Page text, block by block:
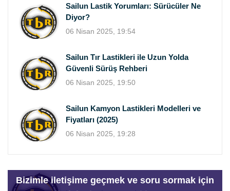
Sailun Lastik Yorumları: Sürücüler Ne
Diyor?
06 Nisan 2025, 19:54
Sailun Tır Lastikleri ile Uzun Yolda
Güvenli Sürüş Rehberi
06 Nisan 2025, 19:50
Sailun Kamyon Lastikleri Modelleri ve
Fiyatları (2025)
06 Nisan 2025, 19:28
Bizimle iletişime geçmek ve soru sormak için